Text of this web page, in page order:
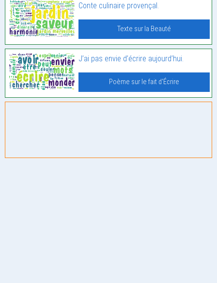
Conte culinaire provençal.
Texte sur la Beauté
J’ai pas envie d’écrire aujourd’hui.
Poème sur le fait d'Écrire